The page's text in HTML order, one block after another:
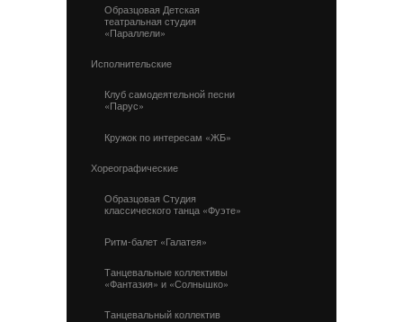
Образцовая Детская
театральная студия
«Параллели»
Исполнительские
Клуб самодеятельной песни
«Парус»
Кружок по интересам «ЖБ»
Хореографические
Образцовая Студия
классического танца «Фуэте»
Ритм-балет «Галатея»
Танцевальные коллективы
«Фантазия» и «Солнышко»
Танцевальный коллектив